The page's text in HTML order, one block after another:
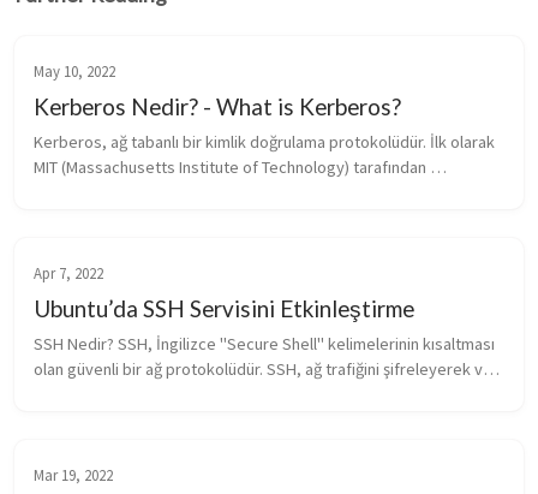
May 10, 2022
Kerberos Nedir? - What is Kerberos?
Kerberos, ağ tabanlı bir kimlik doğrulama protokolüdür. İlk olarak
MIT (Massachusetts Institute of Technology) tarafından
Apr 7, 2022
Ubuntu’da SSH Servisini Etkinleştirme
SSH Nedir? SSH, İngilizce "Secure Shell" kelimelerinin kısaltması
olan güvenli bir ağ protokolüdür. SSH, ağ trafiğini şifreleyerek ve
Mar 19, 2022